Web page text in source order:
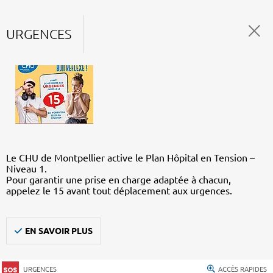
URGENCES
Le CHU de Montpellier active le Plan Hôpital en Tension –
Niveau 1.
Pour garantir une prise en charge adaptée à chacun,
appelez le 15 avant tout déplacement aux urgences.
EN SAVOIR PLUS
URGENCES ACCÈS RAPIDES